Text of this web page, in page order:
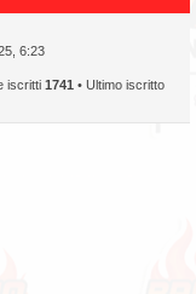
6:23
iscritti 1741 • Ultimo iscritto